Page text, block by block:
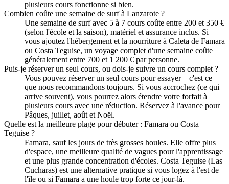
plusieurs cours fonctionne si bien.
Combien coûte une semaine de surf à Lanzarote ?
Une semaine de surf avec 5 à 7 cours coûte entre 200 et 350 €
(selon l'école et la saison), matériel et assurance inclus. Si
vous ajoutez l'hébergement et la nourriture à Caleta de Famara
ou Costa Teguise, un voyage complet d'une semaine coûte
généralement entre 700 et 1 200 € par personne.
Puis-je réserver un seul cours, ou dois-je suivre un cours complet ?
Vous pouvez réserver un seul cours pour essayer – c'est ce
que nous recommandons toujours. Si vous accrochez (ce qui
arrive souvent), vous pourrez alors étendre votre forfait à
plusieurs cours avec une réduction. Réservez à l'avance pour
Pâques, juillet, août et Noël.
Quelle est la meilleure plage pour débuter : Famara ou Costa
Teguise ?
Famara, sauf les jours de très grosses houles. Elle offre plus
d'espace, une meilleure qualité de vagues pour l'apprentissage
et une plus grande concentration d'écoles. Costa Teguise (Las
Cucharas) est une alternative pratique si vous logez à l'est de
l'île ou si Famara a une houle trop forte ce jour-là.